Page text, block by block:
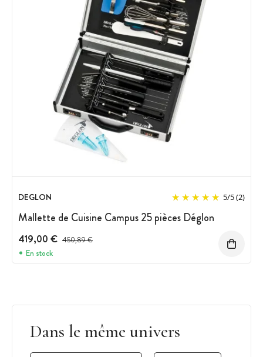
DEGLON 5/5(2)
Mallette de Cuisine Campus 25 pièces Déglon
419,00 € Prix avant réduction :
450,89 €
En stock
Dans le même univers